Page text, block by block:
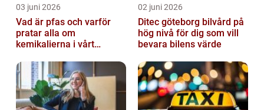
03 juni 2026
Vad är pfas och varför
pratar alla om
kemikalierna i vårt
02 juni 2026
Ditec göteborg bilvård på
hög nivå för dig som vill
bevara bilens värde